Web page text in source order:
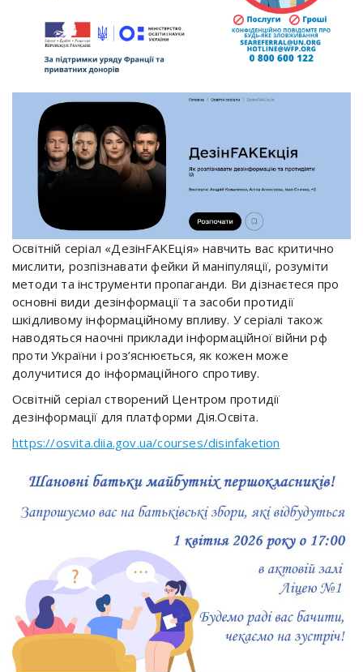
Освітній серіал «ДезінFAKEція» навчить вас критично
мислити, розпізнавати фейки й маніпуляції, розуміти
методи та інструменти пропаганди. Ви дізнаєтеся про
основні види дезінформації та засоби протидії
шкідливому інформаційному впливу. У серіалі також
наводяться наочні приклади інформаційної війни рф
проти України і роз’яснюється, як кожен може
долучитися до інформаційного спротиву.
Освітній серіал створений Центром протидії
дезінформації для платформи Дія.Освіта.
https://osvita.diia.gov.ua/courses/disinfaketion